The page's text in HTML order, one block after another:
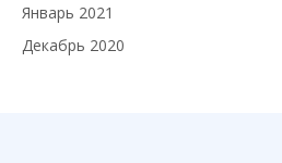
Январь 2021
Декабрь 2020